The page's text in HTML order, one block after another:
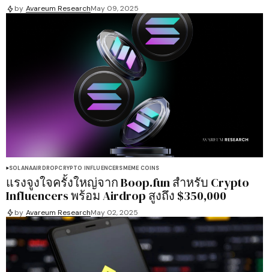
by Avareum ResearchMay 09, 2025
SOLANAAIRDROPCRYPTO INFLUENCERS MEME COINS
แรงจูงใจครั้งใหญ่จาก Boop.fun สำหรับ Crypto
Influencers พร้อม Airdrop สูงถึง $350,000
by Avareum ResearchMay 02, 2025